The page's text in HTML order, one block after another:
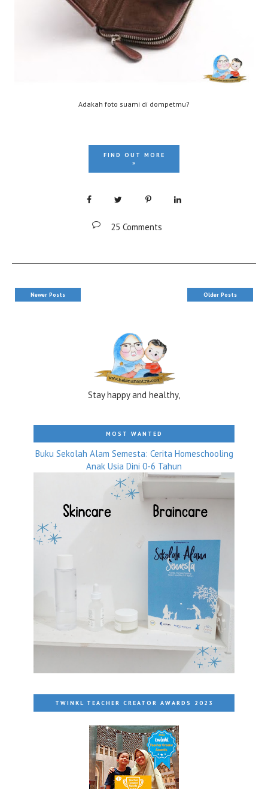
Adakah foto suami di dompetmu?
FIND OUT MORE
»
25 Comments
Newer Posts Older Posts
Stay happy and healthy,
MOST WANTED
Buku Sekolah Alam Semesta: Cerita Homeschooling
Anak Usia Dini 0-6 Tahun
TWINKL TEACHER CREATOR AWARDS 2023